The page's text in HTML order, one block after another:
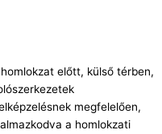
előtt, külső térben,
megfelelően,
a homlokzati